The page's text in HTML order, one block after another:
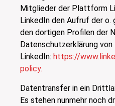
Mitglieder der Plattform
LinkedIn den Aufruf der o.
den dortigen Profilen der
Datenschutzerklärung von
LinkedIn: https://
policy.
Datentransfer in ein
Es stehen nunmehr noch